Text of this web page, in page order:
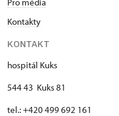
Kontakty
KONTAKT
hospitál Kuks
544 43 Kuks 81
tel.: +420 499 692 161